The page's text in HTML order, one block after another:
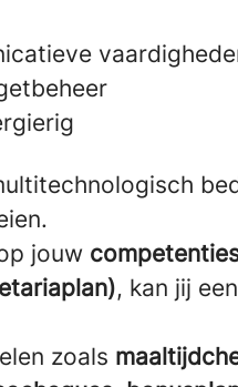
jouw
, kan jij
zoals